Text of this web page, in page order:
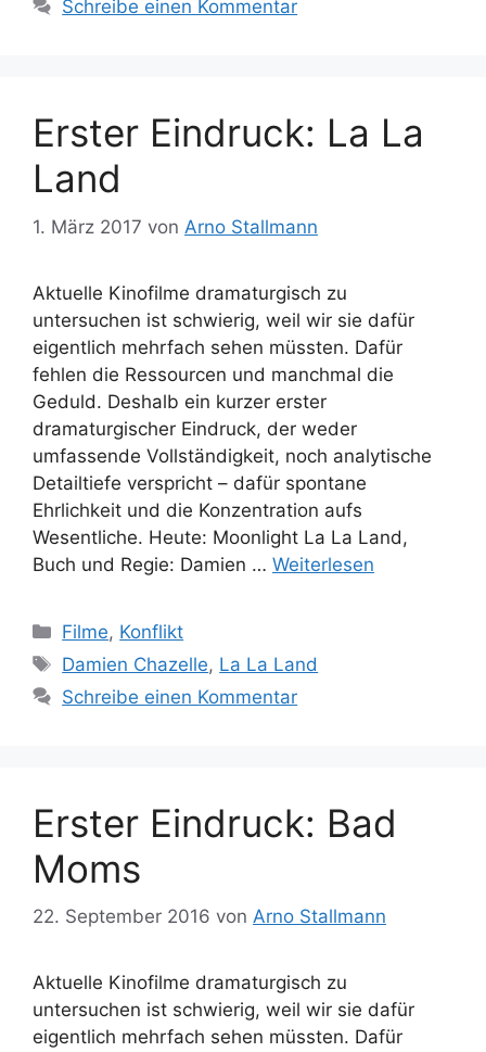
Schreibe einen Kommentar
Erster Eindruck: La La
Land
1. März 2017 von Arno Stallmann
Aktuelle Kinofilme dramaturgisch zu
untersuchen ist schwierig, weil wir sie dafür
eigentlich mehrfach sehen müssten. Dafür
fehlen die Ressourcen und manchmal die
Geduld. Deshalb ein kurzer erster
dramaturgischer Eindruck, der weder
umfassende Vollständigkeit, noch analytische
Detailtiefe verspricht – dafür spontane
Ehrlichkeit und die Konzentration aufs
Wesentliche. Heute: Moonlight La La Land,
Buch und Regie: Damien … Weiterlesen
Kategorien
Filme, Konflikt
Schlagwörter
Damien Chazelle, La La Land
Schreibe einen Kommentar
Erster Eindruck: Bad
Moms
22. September 2016 von Arno Stallmann
Aktuelle Kinofilme dramaturgisch zu
untersuchen ist schwierig, weil wir sie dafür
eigentlich mehrfach sehen müssten. Dafür